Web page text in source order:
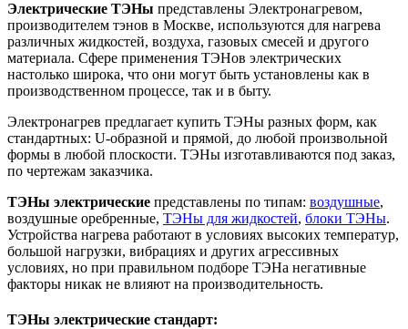
Электрические ТЭНы представлены Электронагревом,
производителем тэнов в Москве, используются для нагрева
различных жидкостей, воздуха, газовых смесей и другого
материала. Сфере применения ТЭНов электрических
настолько широка, что они могут быть установлены как в
производственном процессе, так и в быту.
Электронагрев предлагает купить ТЭНы разных форм, как
стандартных: U-образной и прямой, до любой произвольной
формы в любой плоскости. ТЭНы изготавливаются под заказ,
по чертежам заказчика.
ТЭНы электрические представлены по типам: воздушные,
воздушные оребренные, ТЭНы для жидкостей, блоки ТЭНы.
Устройства нагрева работают в условиях высоких температур,
большой нагрузки, вибрациях и других агрессивных
условиях, но при правильном подборе ТЭНа негативные
факторы никак не влияют на производительность.
ТЭНы электрические стандарт: